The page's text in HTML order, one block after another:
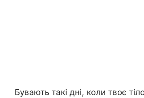
Бувають такі дні, коли твоє